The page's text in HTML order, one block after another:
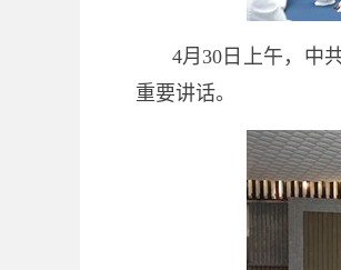
4月30日上午，中
重要讲话。